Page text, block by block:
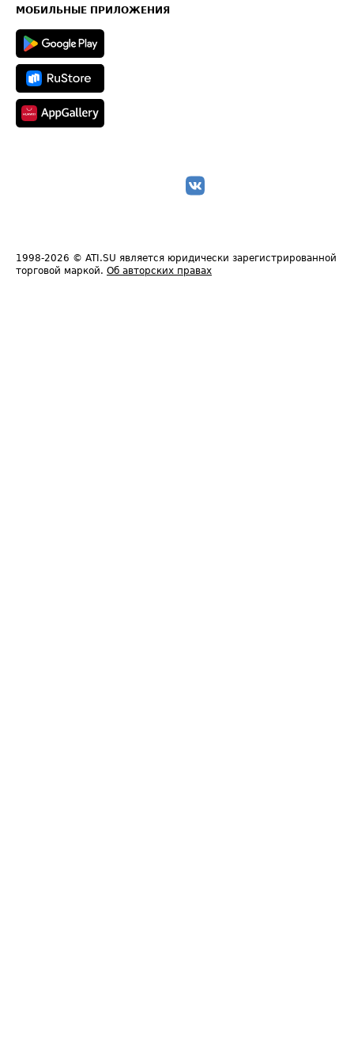
Техническая информация
МОБИЛЬНЫЕ ПРИЛОЖЕНИЯ
1998-2026 © ATI.SU является юридически зарегистрированной
торговой маркой. Об авторских правах